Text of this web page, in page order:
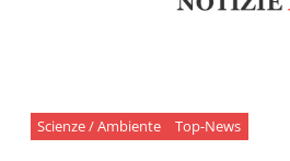
Scienze / Ambiente Top-News